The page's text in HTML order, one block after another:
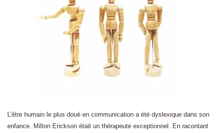
L’être humain le plus doué en communication a été dyslexique dans son
enfance. Milton Erickson était un thérapeute exceptionnel. En racontant